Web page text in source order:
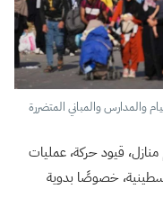
والمدارس والمباني المتضررة
منازل، قيود حركة، عمليات
خصوصًا بدوية